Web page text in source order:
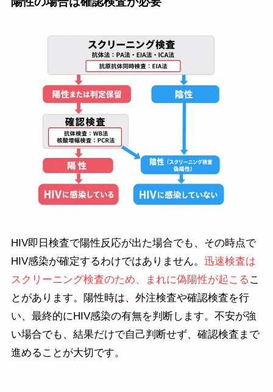
HIV即日検査で陽性反応が出た場合でも、その時点で
HIV感染が確定するわけではありません。 迅速検査は
スクリーニング検査のため、まれに偽陽性が起こる こ
とがあります。陽性時は、外注検査や確認検査を行
い、最終的にHIV感染の有無を判断します。不安が強
い場合でも、結果だけで自己判断せず、確認検査まで
進めることが大切です。